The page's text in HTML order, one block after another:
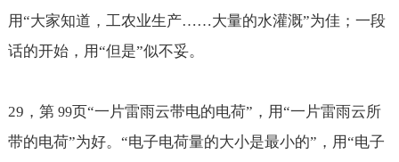
用“大家知道，工农业生产……大量的水灌溉”为佳；一段
话的开始，用“但是”似不妥。
29 ，第99页“一片雷雨云带电的电荷”，用“一片雷雨云所
带的电荷”为好。“电子电荷量的大小是最小的”，用“电子